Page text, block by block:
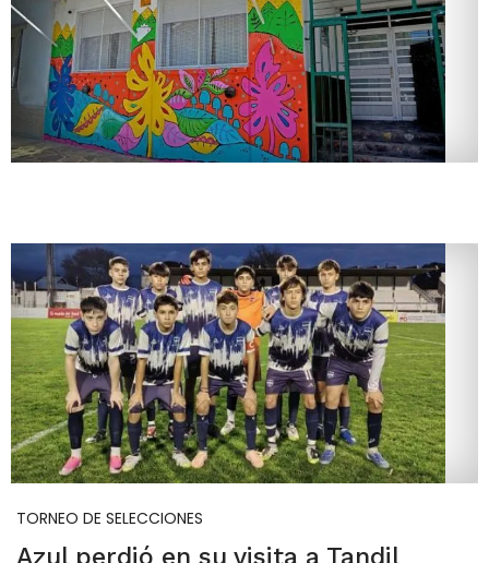
TORNEO DE SELECCIONES
Azul perdió en su visita a Tandil